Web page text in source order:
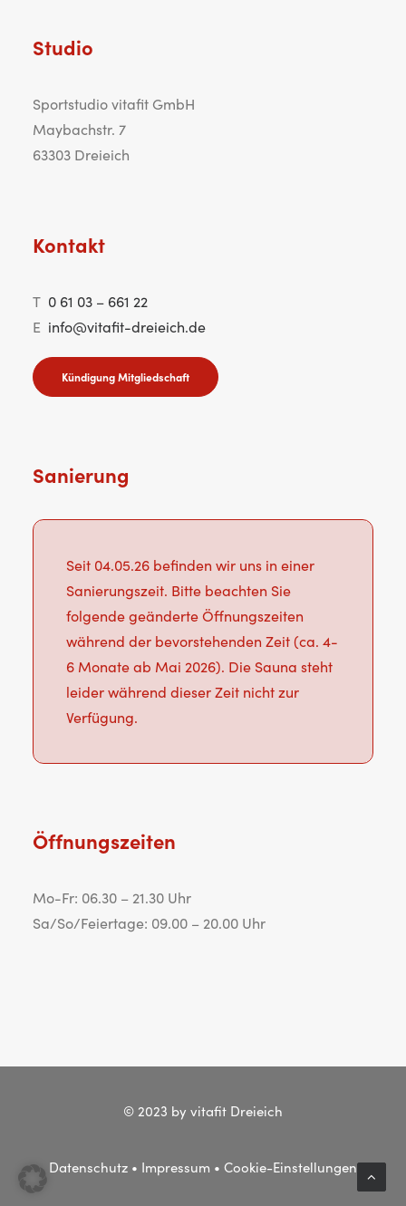
Studio
Sportstudio vitafit GmbH
Maybachstr. 7
63303 Dreieich
Kontakt
T 0 61 03 – 661 22
E info@vitafit-dreieich.de
Kündigung Mitgliedschaft
Sanierung
Seit 04.05.26 befinden wir uns in einer
Sanierungszeit. Bitte beachten Sie
folgende geänderte Öffnungszeiten
während der bevorstehenden Zeit (ca. 4-
6 Monate ab Mai 2026). Die Sauna steht
leider während dieser Zeit nicht zur
Verfügung.
Öffnungszeiten
Mo-Fr: 06.30 – 21.30 Uhr
Sa/So/Feiertage: 09.00 – 20.00 Uhr
© 2023 by vitafit Dreieich
Datenschutz • Impressum • Cookie-Einstellungen